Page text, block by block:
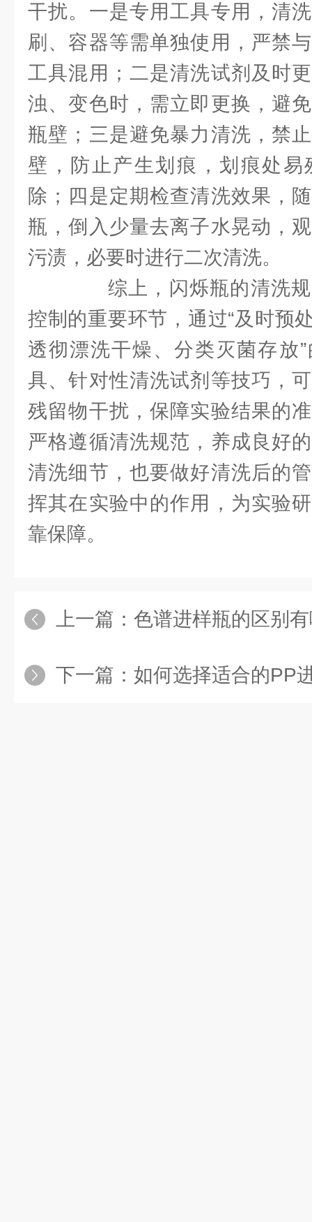
干扰。一是专用工具专用，清
刷、容器等需单独使用，严禁
工具混用；二是清洗试剂及时
浊、变色时，需立即更换，避
瓶壁；三是避免暴力清洗，禁
壁，防止产生划痕，划痕处
除；四是定期检查清洗效果，
瓶，倒入少量去离子水晃动，
污渍，必要时进行二次清洗。
综上，闪烁瓶的清洗规
控制的重要环节，通过“及时预
透彻漂洗干燥、分类灭菌存放
具、针对性清洗试剂等技巧，
残留物干扰，保障实验结果的
严格遵循清洗规范，养成良好
清洗细节，也要做好清洗后的
挥其在实验中的作用，为实验
靠保障。
上一篇： 色谱进样瓶的区别
下一篇： 如何选择适合的PP